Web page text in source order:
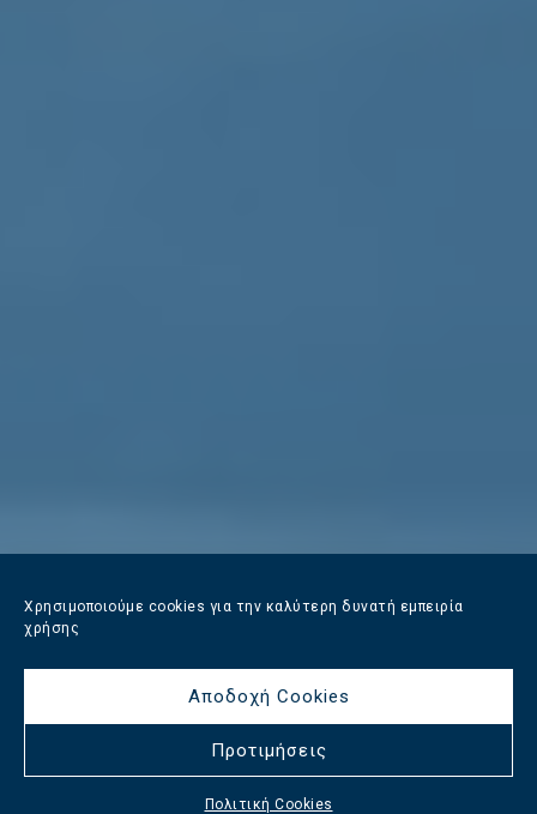
Χρησιμοποιούμε cookies για την καλύτερη δυνατή εμπειρία
χρήσης
Αποδοχή Cookies
Προτιμήσεις
Πολιτική Cookies